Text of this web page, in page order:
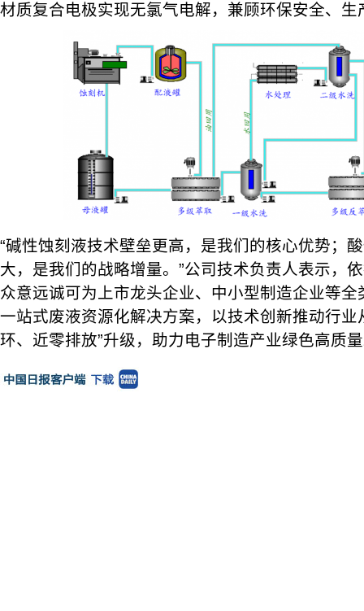
材质复合电极实现无氯气电解，兼顾环保安全、
“碱性蚀刻液技术壁垒更高，是我们的核心优势；
大，是我们的战略增量。”公司技术负责人表示，
众意远诚可为上市龙头企业、中小型制造企业等
一站式废液资源化解决方案，以技术创新推动行业
环、近零排放”升级，助力电子制造产业绿色高质